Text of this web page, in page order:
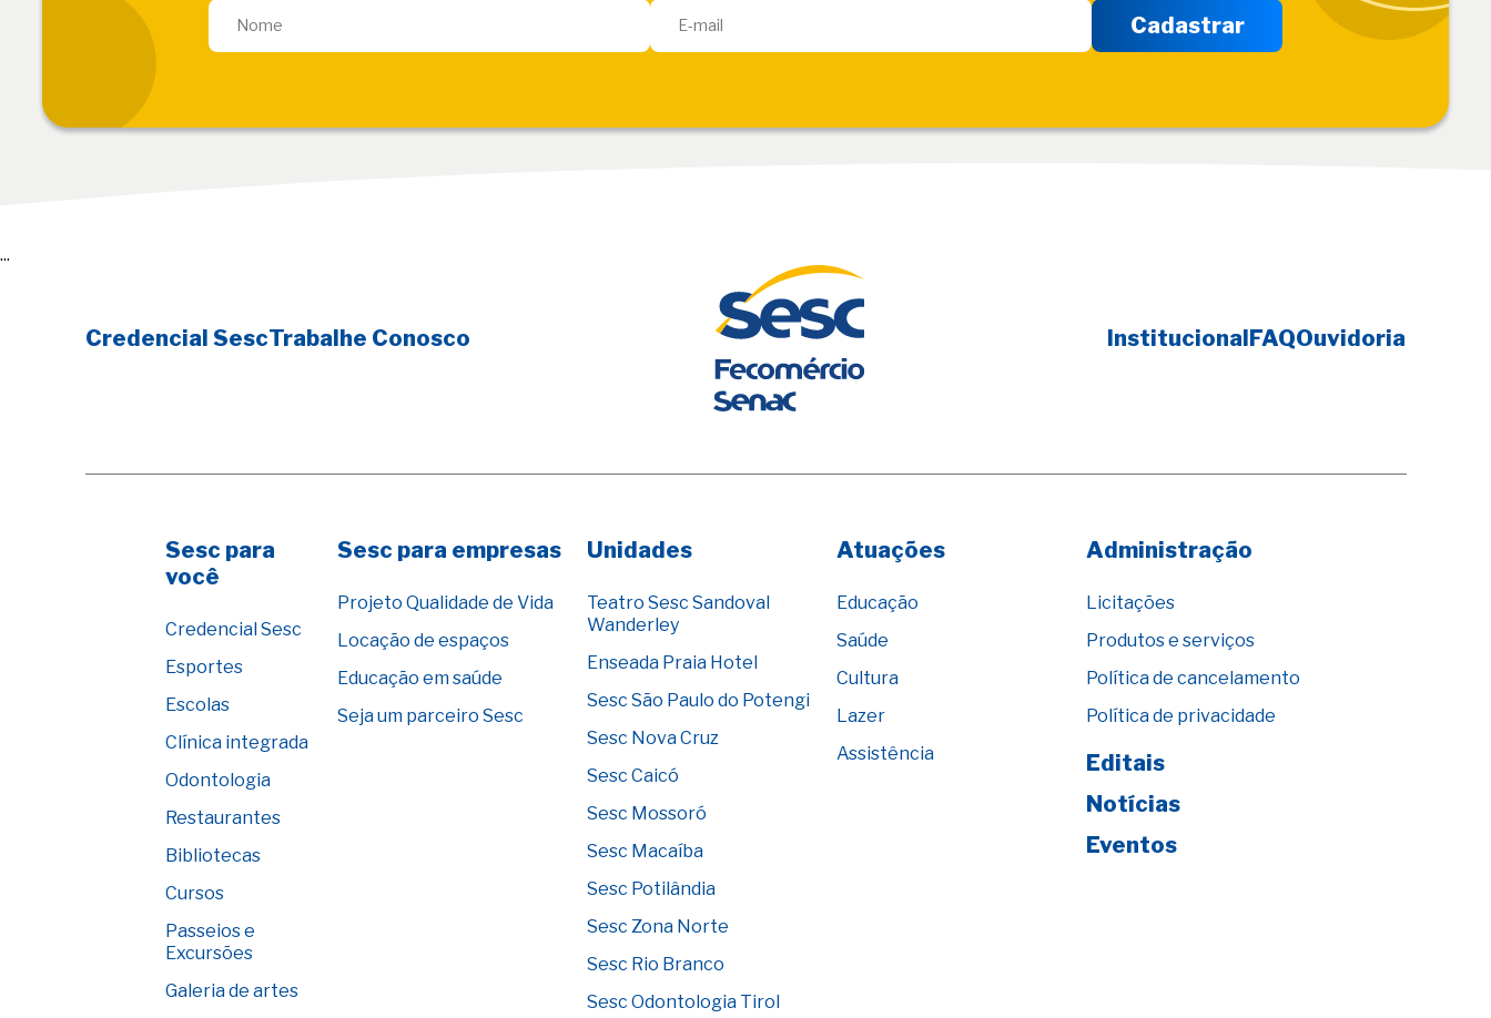
...
Credencial SescTrabalhe Conosco InstitucionalFAQOuvidoria
Sesc para
você
Credencial Sesc
Esportes
Escolas
Clínica integrada
Odontologia
Restaurantes
Bibliotecas
Cursos
Passeios e
Excursões
Galeria de artes
Sesc para empresas
Projeto Qualidade de Vida
Locação de espaços
Educação em saúde
Seja um parceiro Sesc
Unidades
Teatro Sesc Sandoval
Wanderley
Enseada Praia Hotel
Sesc São Paulo do Potengi
Sesc Nova Cruz
Sesc Caicó
Sesc Mossoró
Sesc Macaíba
Sesc Potilândia
Sesc Zona Norte
Sesc Rio Branco
Sesc Odontologia Tirol
Atuações
Educação
Saúde
Cultura
Lazer
Assistência
Administração
Licitações
Produtos e serviços
Política de cancelamento
Política de privacidade
Editais
Notícias
Eventos